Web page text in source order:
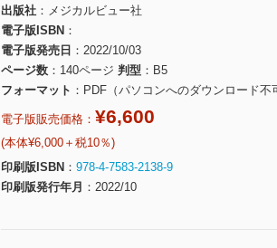
出版社
メジカルビュー社
電子版ISBN
電子版発売日
2022/10/03
ページ数
140ページ 判型
B5
フォーマット
PDF（パソコンへのダウンロード不
電子版販売価格： ¥6,600
(本体¥6,000＋税10％)
印刷版ISBN
978-4-7583-2138-9
印刷版発行年月
2022/10